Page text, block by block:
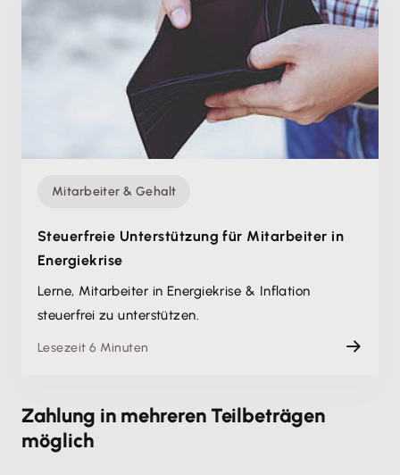
Mitarbeiter & Gehalt
Steuerfreie Unterstützung für Mitarbeiter in
Energiekrise
Lerne, Mitarbeiter in Energiekrise & Inflation
steuerfrei zu unterstützen.
Lesezeit 6 Minuten
Zahlung in mehreren Teilbeträgen
möglich